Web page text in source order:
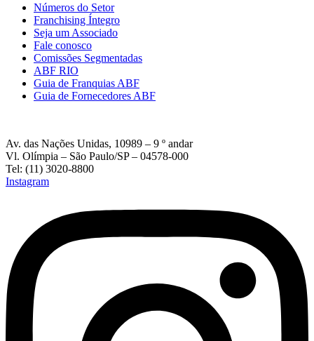
Números do Setor
Franchising Íntegro
Seja um Associado
Fale conosco
Comissões Segmentadas
ABF RIO
Guia de Franquias ABF
Guia de Fornecedores ABF
Av. das Nações Unidas, 10989 – 9 º andar
Vl. Olímpia – São Paulo/SP – 04578-000
Tel: (11) 3020-8800
Instagram